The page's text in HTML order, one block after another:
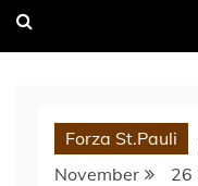
Forza St.Pauli
November
26